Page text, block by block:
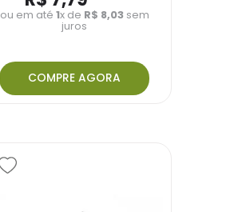
ou em até 1x de R$ 8,03sem
juros
COMPRE AGORA